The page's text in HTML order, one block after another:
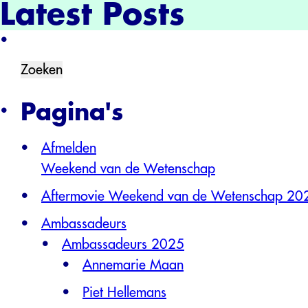
Latest Posts
Pagina's
Afmelden
Weekend van de Wetenschap
Aftermovie Weekend van de Wetenschap
Ambassadeurs
Ambassadeurs 2025
Annemarie Maan
Piet Hellemans